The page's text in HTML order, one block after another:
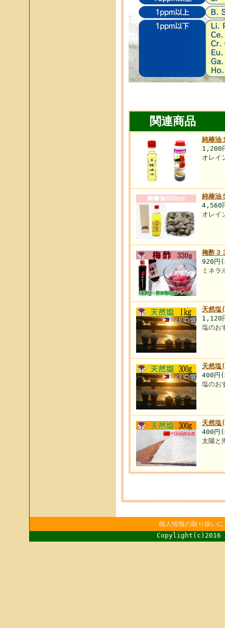
関連商品
純椿油
1,200
オレイ
純椿油
4,560
オレイ
梅酢
920円
ミネラ
天然
1,120
塩のお
天然
400円
塩のお
天然
400円
太陽と
個人情報の取り扱い
Copylight(c)2016